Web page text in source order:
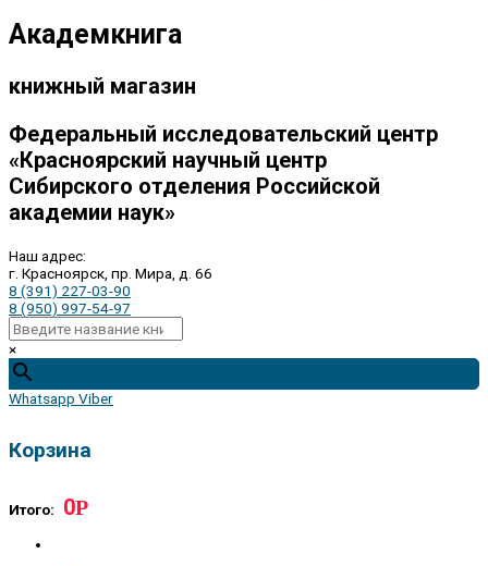
Академкнига
книжный магазин
Федеральный исследовательский центр
«Красноярский научный центр
Сибирского отделения Российской
академии наук»
Наш адрес:
г. Красноярск, пр. Мира, д. 66
8 (391) 227-03-90
8 (950) 997-54-97
×
Whatsapp Viber
Корзина
Итого: 0Р